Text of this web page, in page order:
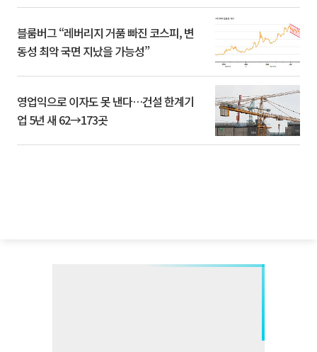
블룸버그 “레버리지 거품 빠진 코스피, 변
동성 최악 국면 지났을 가능성”
영업익으로 이자도 못 낸다…건설 한계기
업 5년 새 62→173곳